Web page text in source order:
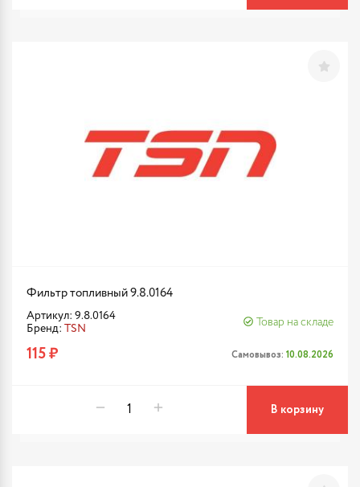
Фильтр топливный 9.8.0164
Артикул: 9.8.0164
Бренд: TSN
Товар на складе
115 ₽ Самовывоз: 10.08.2026
В корзину